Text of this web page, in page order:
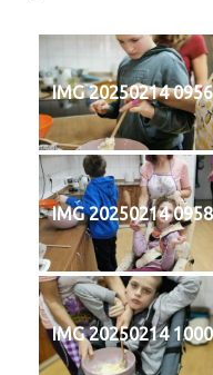
IMG 20250214
IMG 20250214
IMG 20250214